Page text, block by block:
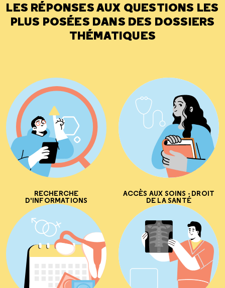
LES RÉPONSES AUX QUESTIONS LES
PLUS POSÉES DANS DES DOSSIERS
THÉMATIQUES
RECHERCHE
D'INFORMATIONS
ACCÈS AUX SOINS - DROIT
DE LA SANTÉ